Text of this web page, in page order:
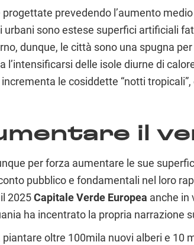
prevedendo l’aumento
sono estese superfici artificiali
dunque, le città sono una spugna
delle isole diurne di
le cosiddette “notti
il
per forza aumentare le sue
pubblico e fondamentali nel loro
2025Capitale Verde Europea anche in
ha incentrato la propria narrazione
oltre 100mila nuovi alberi e 10